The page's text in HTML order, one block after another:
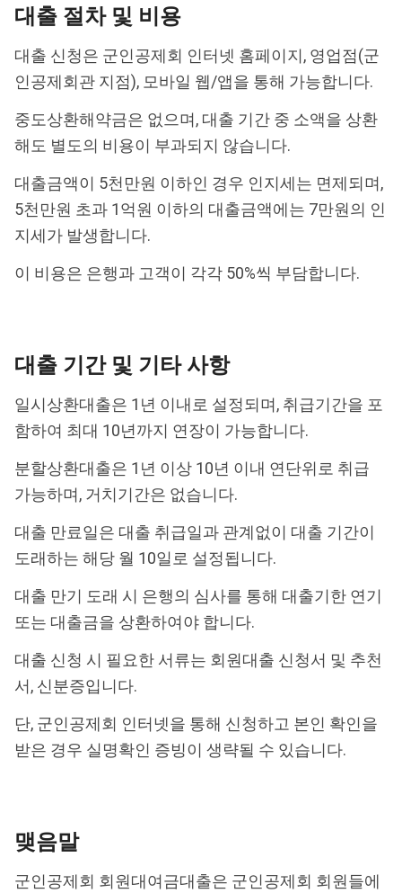
대출 절차 및 비용
대출 신청은 군인공제회 인터넷 홈페이지, 영업점(군
인공제회관 지점), 모바일 웹/앱을 통해 가능합니다.
중도상환해약금은 없으며, 대출 기간 중 소액을 상환
해도 별도의 비용이 부과되지 않습니다.
대출금액이 5천만원 이하인 경우 인지세는 면제되며,
5천만원 초과 1억원 이하의 대출금액에는 7만원의 인
지세가 발생합니다.
이 비용은 은행과 고객이 각각 50%씩 부담합니다.
대출 기간 및 기타 사항
일시상환대출은 1년 이내로 설정되며, 취급기간을 포
함하여 최대 10년까지 연장이 가능합니다.
분할상환대출은 1년 이상 10년 이내 연단위로 취급
가능하며, 거치기간은 없습니다.
대출 만료일은 대출 취급일과 관계없이 대출 기간이
도래하는 해당 월 10일로 설정됩니다.
대출 만기 도래 시 은행의 심사를 통해 대출기한 연기
또는 대출금을 상환하여야 합니다.
대출 신청 시 필요한 서류는 회원대출 신청서 및 추천
서, 신분증입니다.
단, 군인공제회 인터넷을 통해 신청하고 본인 확인을
받은 경우 실명확인 증빙이 생략될 수 있습니다.
맺음말
군인공제회 회원대여금대출은 군인공제회 회원들에